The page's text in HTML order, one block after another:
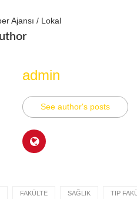
Ajansı / Lokal
admin
See author's posts
FAKÜLTE SAĞLIK TIP